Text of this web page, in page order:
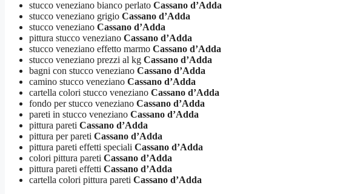
stucco veneziano bianco perlato Cassano d’Adda
stucco veneziano grigio Cassano d’Adda
stucco veneziano Cassano d’Adda
pittura stucco veneziano Cassano d’Adda
stucco veneziano effetto marmo Cassano d’Adda
stucco veneziano prezzi al kg Cassano d’Adda
bagni con stucco veneziano Cassano d’Adda
camino stucco veneziano Cassano d’Adda
cartella colori stucco veneziano Cassano d’Adda
fondo per stucco veneziano Cassano d’Adda
pareti in stucco veneziano Cassano d’Adda
pittura pareti Cassano d’Adda
pittura per pareti Cassano d’Adda
pittura pareti effetti speciali Cassano d’Adda
colori pittura pareti Cassano d’Adda
pittura pareti effetti Cassano d’Adda
cartella colori pittura pareti Cassano d’Adda